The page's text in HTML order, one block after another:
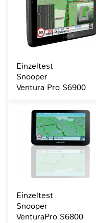
Einzeltest
Snooper
Ventura Pro S6900
Einzeltest
Snooper
VenturaPro S6800